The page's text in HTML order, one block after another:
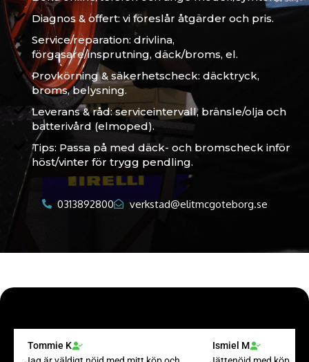
Diagnos & offert: vi föreslår åtgärder och pris.
Service/reparation: drivlina,
förgasare/insprutning, däck/broms, el.
Provkörning & säkerhetscheck: däcktryck,
broms, belysning.
Leverans & råd: serviceintervall, bränsle/olja och
batterivård (elmoped).
Tips: Passa på med däck- och bromscheck inför
höst/vinter för trygg pendling.
0313892800 verkstad@elitmcgoteborg.se